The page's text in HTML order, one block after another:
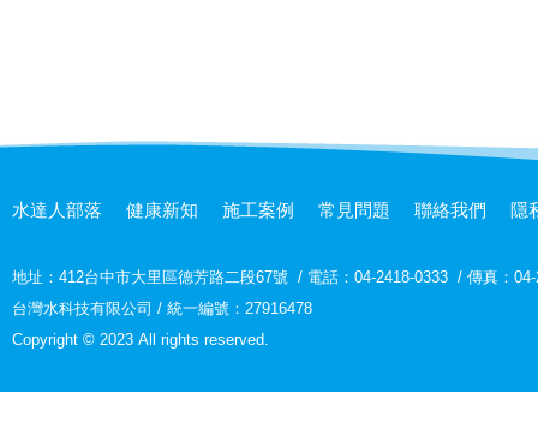
水達人部落 健康新知 施工案例 常見問題 聯絡我們 隱
地址： 412台中市大里區德芳路二段67號 / 電話：04-2418-0333 / 傳真：
台灣水科技有限公司 / 統一編號：27916478
Copyright © 2023 All rights reserved.